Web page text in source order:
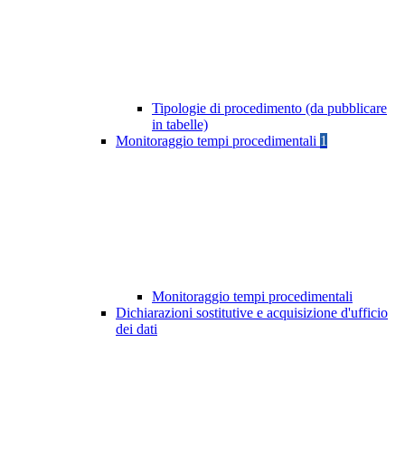
Tipologie di procedimento (da pubblicare
in tabelle)
Monitoraggio tempi procedimentali 1
Monitoraggio tempi procedimentali
Dichiarazioni sostitutive e acquisizione d'ufficio
dei dati